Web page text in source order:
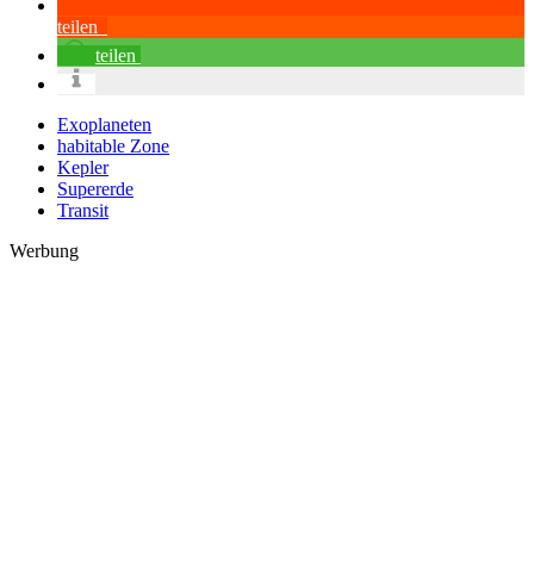
teilen
teilen
Exoplaneten
habitable Zone
Kepler
Supererde
Transit
Werbung